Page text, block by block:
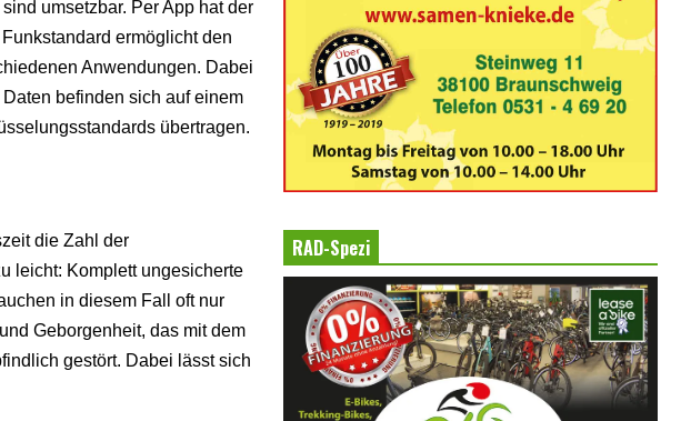
umsetzbar. Per App hat der
ermöglicht den
Anwendungen. Dabei
befinden sich auf einem
übertragen.
die Zahl der
leicht: Komplett ungesicherte
in diesem Fall oft nur
Geborgenheit, das mit dem
gestört. Dabei lässt sich
RAD-Spezi